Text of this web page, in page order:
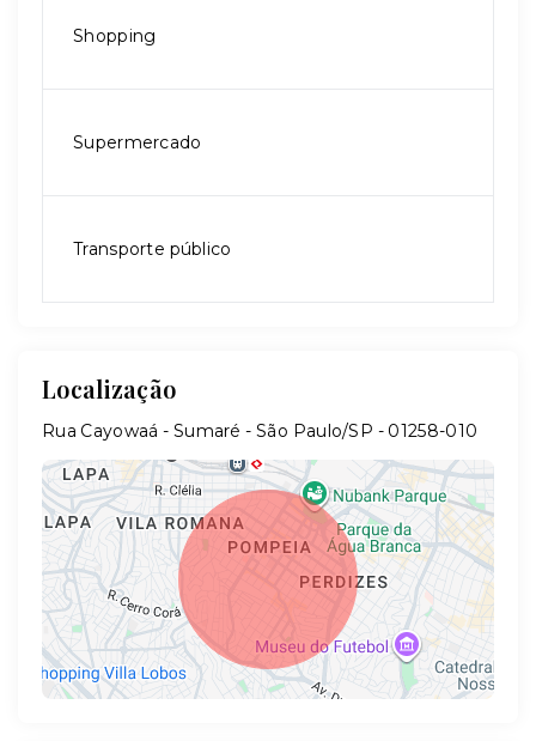
Shopping
Supermercado
Transporte público
Localização
Rua Cayowaá - Sumaré - São Paulo/SP - 01258-010